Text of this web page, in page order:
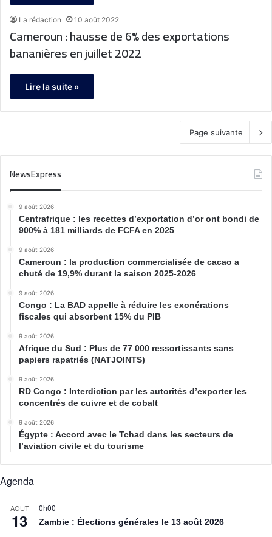
La rédaction 10 août 2022
Cameroun : hausse de 6% des exportations
bananières en juillet 2022
Lire la suite »
Page suivante
NewsExpress
9 août 2026
Centrafrique : les recettes d’exportation d’or ont bondi de
900% à 181 milliards de FCFA en 2025
9 août 2026
Cameroun : la production commercialisée de cacao a
chuté de 19,9% durant la saison 2025-2026
9 août 2026
Congo : La BAD appelle à réduire les exonérations
fiscales qui absorbent 15% du PIB
9 août 2026
Afrique du Sud : Plus de 77 000 ressortissants sans
papiers rapatriés (NATJOINTS)
9 août 2026
RD Congo : Interdiction par les autorités d’exporter les
concentrés de cuivre et de cobalt
9 août 2026
Égypte : Accord avec le Tchad dans les secteurs de
l’aviation civile et du tourisme
Agenda
AOÛT
13
0h00
Zambie : Élections générales le 13 août 2026